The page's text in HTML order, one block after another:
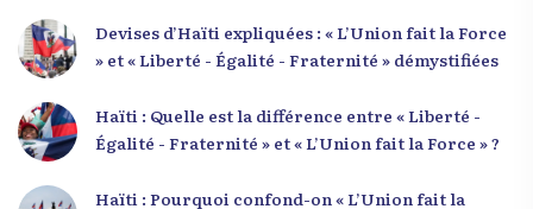
Devises d’Haïti expliquées : « L’Union fait la Force
» et « Liberté - Égalité - Fraternité » démystifiées
Haïti : Quelle est la différence entre « Liberté -
Égalité - Fraternité » et « L’Union fait la Force » ?
Haïti : Pourquoi confond-on « L’Union fait la